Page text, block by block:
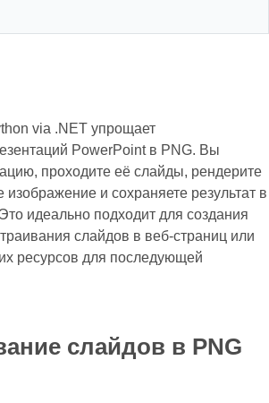
via .NET упрощает
PowerPoint в PNG. Вы
проходите её слайды, рендерите
и сохраняете результат в
идеально подходит для создания
слайдов в веб-страниц или
ресурсов для последующей
слайдов в PNG